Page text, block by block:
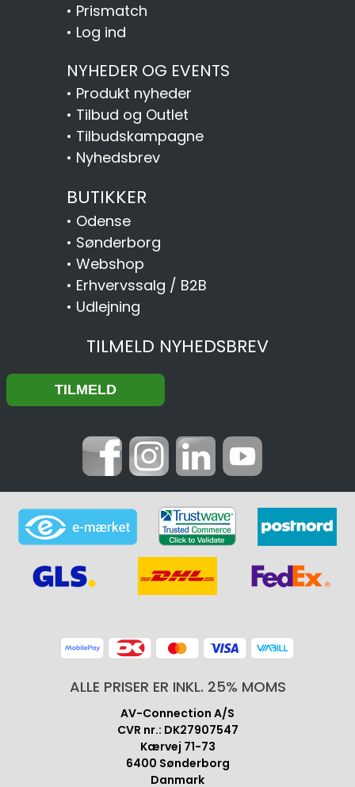
• Prismatch
• Log ind
NYHEDER OG EVENTS
• Produkt nyheder
• Tilbud og Outlet
• Tilbudskampagne
• Nyhedsbrev
BUTIKKER
• Odense
• Sønderborg
• Webshop
• Erhvervssalg / B2B
• Udlejning
TILMELD NYHEDSBREV
ALLE PRISER ER INKL. 25% MOMS
AV-Connection A/S
CVR nr.: DK27907547
Kærvej 71-73
6400 Sønderborg
Danmark